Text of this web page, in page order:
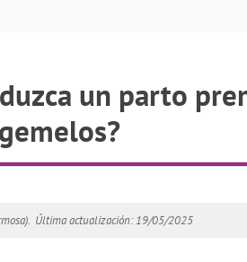
un parto
gemelos?
Última actualización: 19/05/2025